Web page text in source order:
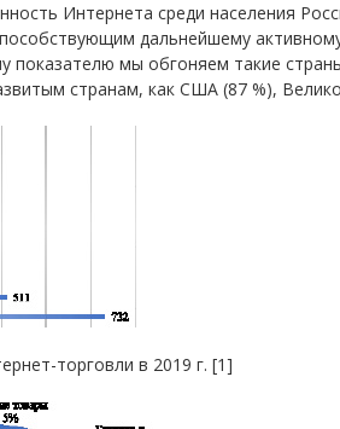
Интернета среди населения
дальнейшему
показателю мы обгоняем такие
странам, как США (87 %),
торговли в 2019 г. [1]